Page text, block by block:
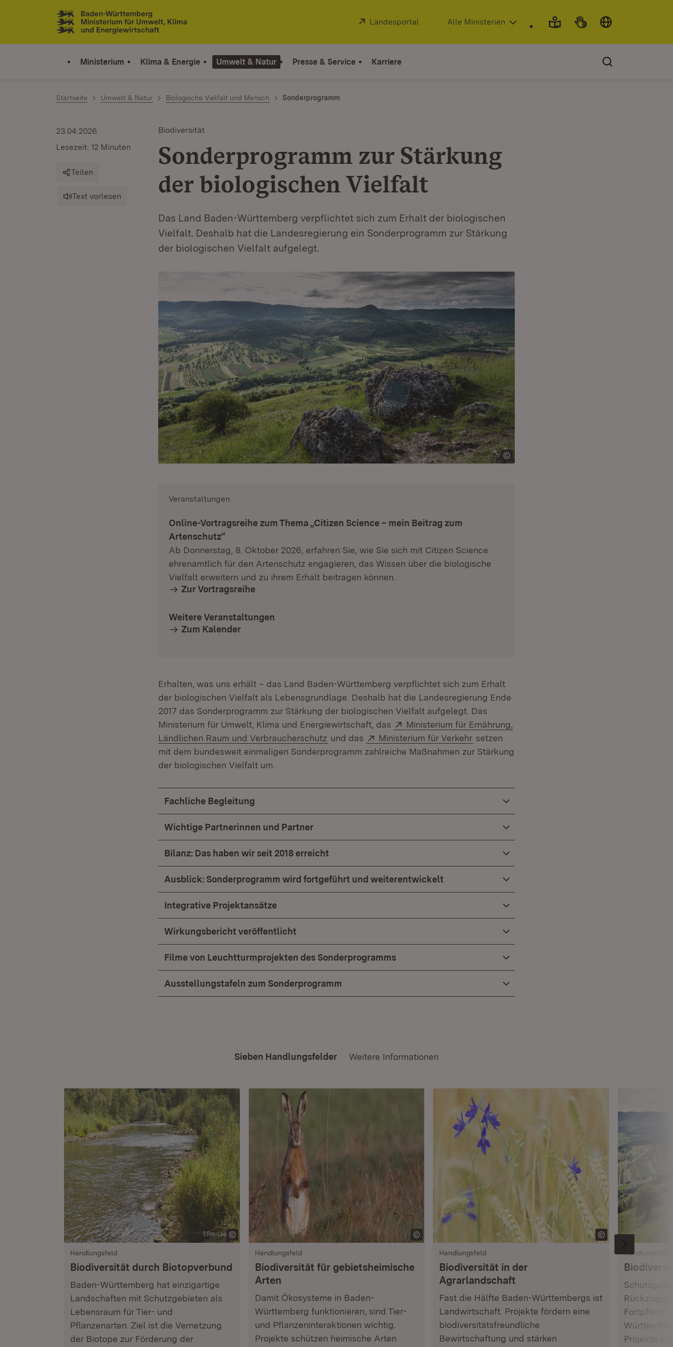
Zum Inhalt springen
Link zur Startseite
Extern:
Landesportal (Öffnet in neuem Fenster)
Alle Ministerien
Ministerium Klima & Energie Umwelt & Natur Presse & Service Karriere
Startseite Umwelt & Natur Biologische Vielfalt und Mensch Sonderprogramm
Biodiversität
Sonderprogramm zur Stärkung
der biologischen Vielfalt
Das Land Baden-Württemberg verpflichtet sich zum Erhalt der biologischen
Vielfalt. Deshalb hat die Landesregierung ein Sonderprogramm zur Stärkung
der biologischen Vielfalt aufgelegt.
23.04.2026
Lesezeit: 12 Minuten
Teilen
Text vorlesen
Veranstaltungen
Online-Vortragsreihe zum Thema „Citizen Science – mein Beitrag zum
Artenschutz“
Ab Donnerstag, 8. Oktober 2026, erfahren Sie, wie Sie sich mit Citizen Science
ehrenamtlich für den Artenschutz engagieren, das Wissen über die biologische
Vielfalt erweitern und zu ihrem Erhalt beitragen können.
Zur Vortragsreihe
Weitere Veranstaltungen
Zum Kalender
Erhalten, was uns erhält – das Land Baden-Württemberg verpflichtet sich zum Erhalt
der biologischen Vielfalt als Lebensgrundlage. Deshalb hat die Landesregierung Ende
2017 das Sonderprogramm zur Stärkung der biologischen Vielfalt aufgelegt. Das
Ministerium für Umwelt, Klima und Energiewirtschaft, das
Extern:
Ministerium für Ernährung,
Ländlichen Raum und Verbraucherschutz (Öffnet in neuem Fenster)
und das Extern:
Ministerium für Verkehr (Öffnet in neuem Fenster)
setzen
mit dem bundesweit einmaligen Sonderprogramm zahlreiche Maßnahmen zur Stärkung
der biologischen Vielfalt um.
Fachliche Begleitung
Wichtige Partnerinnen und Partner
Bilanz: Das haben wir seit 2018 erreicht
Ausblick: Sonderprogramm wird fortgeführt und weiterentwickelt
Integrative Projektansätze
Wirkungsbericht veröffentlicht
Filme von Leuchtturmprojekten des Sonderprogramms
Ausstellungstafeln zum Sonderprogramm
Sieben Handlungsfelder Weitere Informationen
Handlungsfeld
Biodiversität durch Biotopverbund
Baden-Württemberg hat einzigartige
Landschaften mit Schutzgebieten als
Lebensraum für Tier- und
Pflanzenarten. Ziel ist die Vernetzung
der Biotope zur Förderung der
Handlungsfeld
Biodiversität für gebietsheimische
Arten
Damit Ökosysteme in Baden-
Württemberg funktionieren, sind Tier-
und Pflanzeninteraktionen wichtig.
Projekte schützen heimische Arten
Handlungsfeld
Biodiversität in der
Agrarlandschaft
Fast die Hälfte Baden-Württembergs ist
Landwirtschaft. Projekte fördern eine
biodiversitätsfreundliche
Bewirtschaftung und stärken
Handlungsfeld
Projekte